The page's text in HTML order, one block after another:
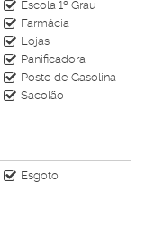
Escola 1º Grau
Farmácia
Lojas
Panificadora
Posto de Gasolina
Sacolão
Esgoto